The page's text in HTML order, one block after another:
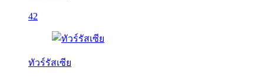
42
ทัวร์รัสเซีย